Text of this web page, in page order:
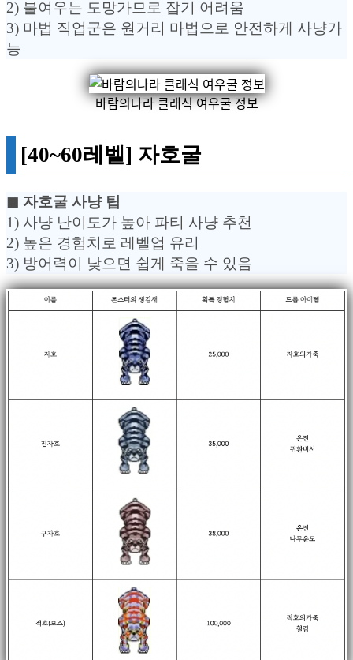
2) 불여우는 도망가므로 잡기 어려움
3) 마법 직업군은 원거리 마법으로 안전하게 사냥가
능
바람의나라 클래식 여우굴 정보
[40~60레벨] 자호굴
◼︎ 자호굴 사냥 팁
1) 사냥 난이도가 높아 파티 사냥 추천
2) 높은 경험치로 레벨업 유리
3) 방어력이 낮으면 쉽게 죽을 수 있음